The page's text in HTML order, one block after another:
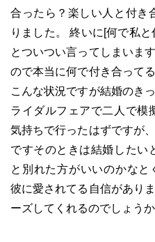
合ったら？楽しい人と付き
りました。 終いに[何で私
とついつい言ってしまいま
ので本当に何で付き合って
こんな状況ですが結婚のき
ライダルフェアで二人で模
気持ちで行ったはずですが
ですそのときは結婚したい
と別れた方がいいのかなと
彼に愛されてる自信があり
ーズしてくれるのでしょうか